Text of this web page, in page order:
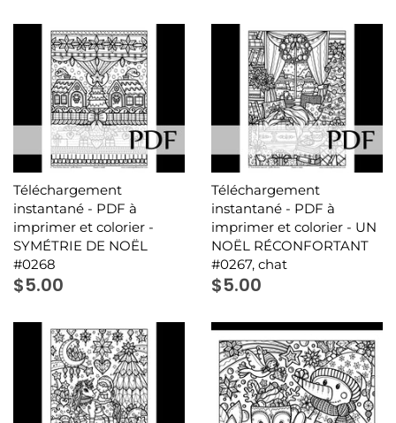
Téléchargement
instantané - PDF à
imprimer et colorier -
SYMÉTRIE DE NOËL
#0268
$5.00
Téléchargement
instantané - PDF à
imprimer et colorier - UN
NOËL RÉCONFORTANT
#0267, chat
$5.00